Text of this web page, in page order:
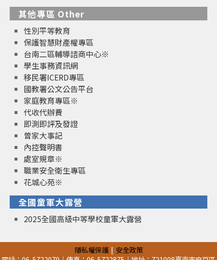
其他專區 Other
性別平等教育
保護智慧財產權專區
台南二區輔導諮商中心※
學生事務資訊網
移民署ICERD專區
國教署公文公告平台
家庭教育專區※
代收代辦費
即測即評及發證
曾家大事記
內控聲明書
處室規章※
職業安全衛生專區
花城心苑※
全國童軍大露營
2025全國高級中等學校童軍大露營
隱私權保護
安全政策